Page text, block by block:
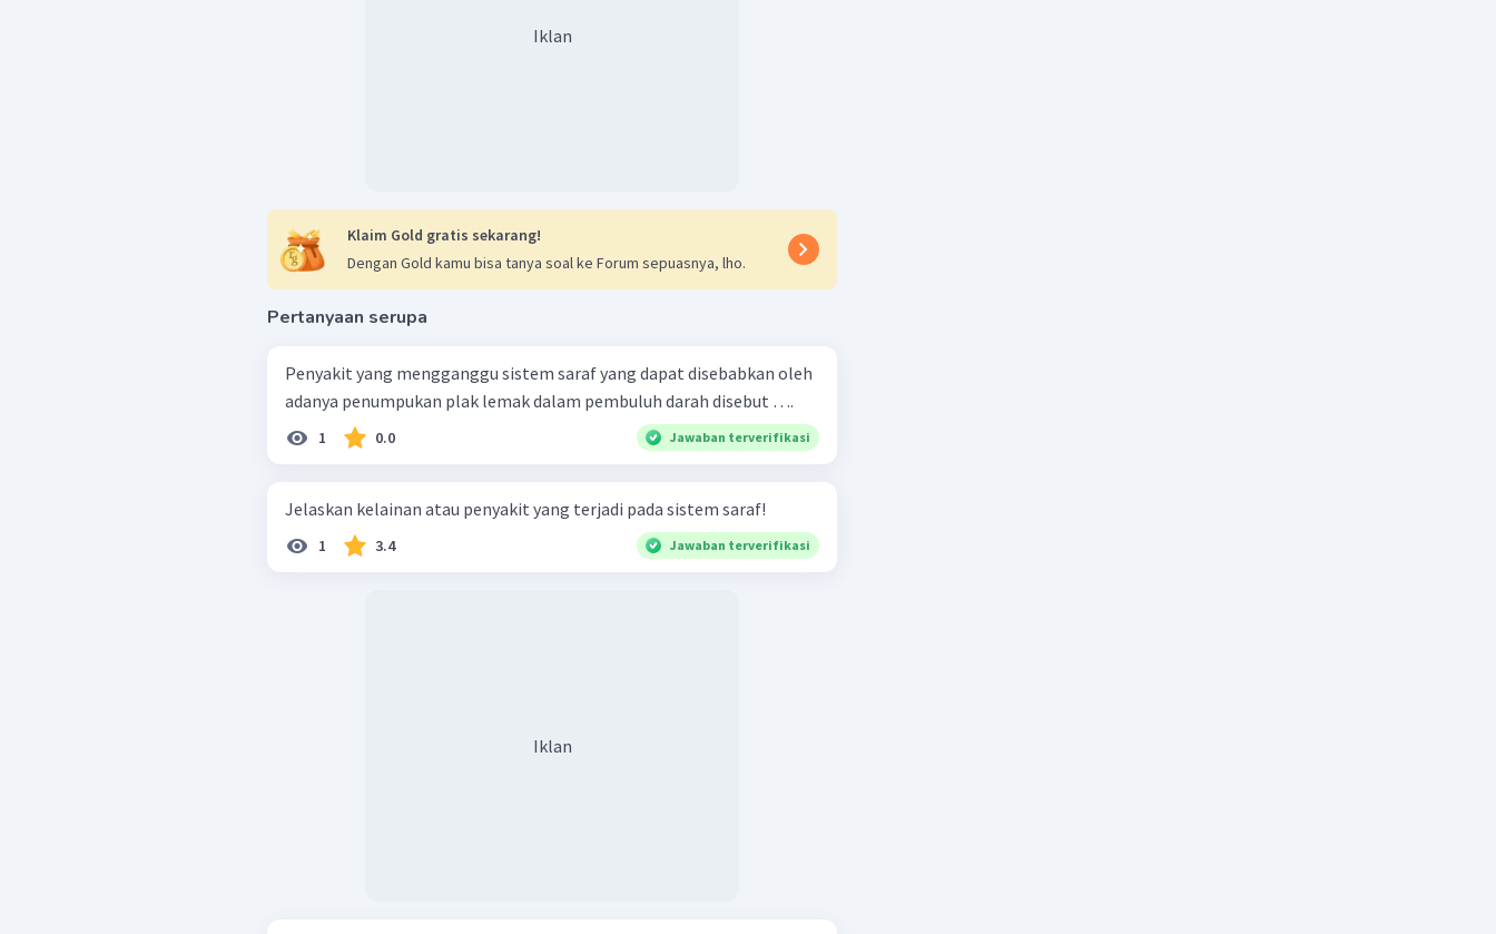
Iklan
Klaim Gold gratis sekarang!
Dengan Gold kamu bisa tanya soal ke Forum sepuasnya, lho.
Pertanyaan serupa
Penyakit yang mengganggu sistem saraf yang dapat disebabkan oleh
adanya penumpukan plak lemak dalam pembuluh darah disebut ….
1 0.0 Jawaban terverifikasi
Jelaskan kelainan atau penyakit yang terjadi pada sistem saraf!
1 3.4 Jawaban terverifikasi
Iklan